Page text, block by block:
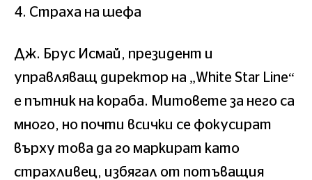
4. Страха на шефа
Дж. Брус Исмай, президент и
управляващ директор на „White Star Line“
е пътник на кораба. Митовете за него са
много, но почти всички се фокусират
върху това да го маркират като
страхливец, избягал от потъващия